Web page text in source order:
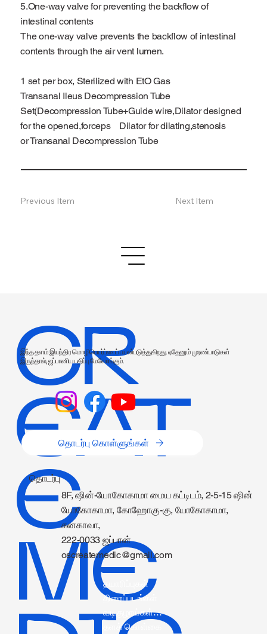
5.One-way valve for preventing the backflow of
intestinal contents
The one-way valve prevents the backflow of intestinal
contents through the air vent lumen.
1 set per box, Sterilized with EtO Gas
Transanal Ileus Decompression Tube
Set(Decompression Tube+Guide wire,Dilator designed
for the opened,forceps Dilator for dilating,stenosis
or Transanal Decompression Tube
Previous Item Next Item
CR
EAT
E
ME
தொடர்பு
8F, ஷின்-யோகோகாமா மைய கட்டிடம், 2-5-15 ஷின்
யோகோகாமா, கோஹோகு-கு, யோகோகாமா,
கனகாவா,
222-0033 ஜப்பான்
oscreatemedic@gmail.com
இந்த தளம் இயந்திர மொழிபெயர்ப்பைப் பயன்படுத்துகிறது. ஏதேனும் முரண்பாடுகள்
இருந்தால், ஜப்பானிய பதிப்பு மேலோங்கும்.
தொடர்பு கொள்ளுங்கள்
தயாரிப்புகள்
திரைப்படங்கள்
வடிகுழாய்கள் தகவல்.
தளக் கொள்கை